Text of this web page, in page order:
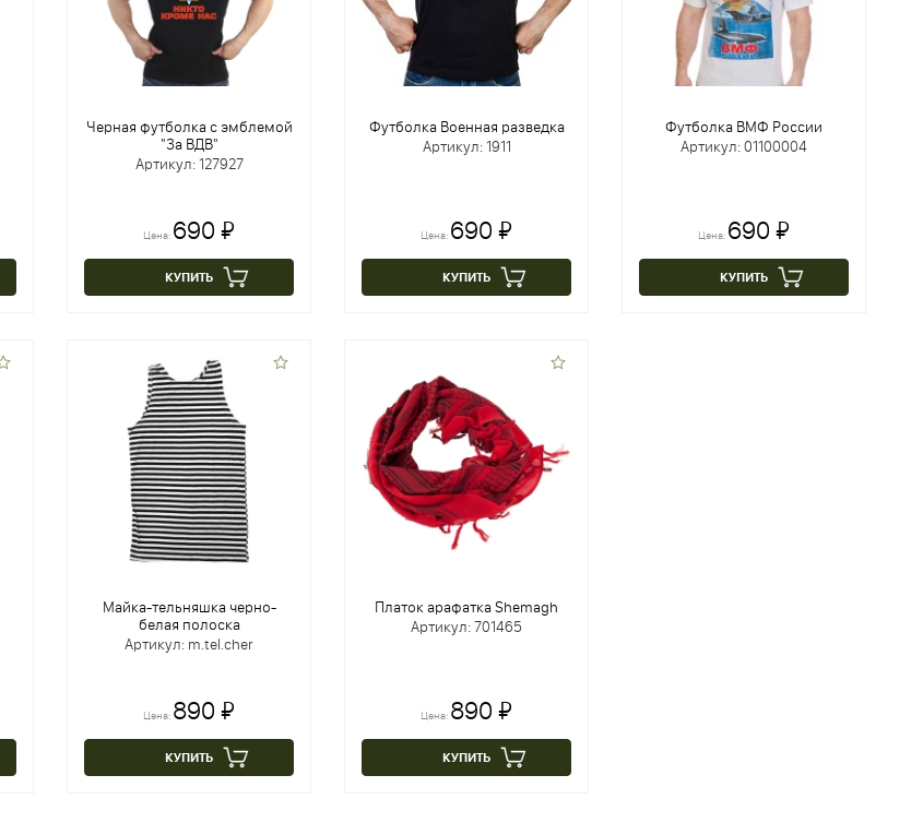
Черная футболка с эмблемой
"За ВДВ"
Артикул: 127927
Цена: 690 ₽
КУПИТЬ
Футболка Военная разведка
Артикул: 1911
Цена: 690 ₽
КУПИТЬ
Футболка ВМФ России
Артикул: 01100004
Цена: 690 ₽
КУПИТЬ
Майка-тельняшка черно-
белая полоска
Артикул: m.tel.cher
Цена: 890 ₽
КУПИТЬ
Платок арафатка Shemagh
Артикул: 701465
Цена: 890 ₽
КУПИТЬ